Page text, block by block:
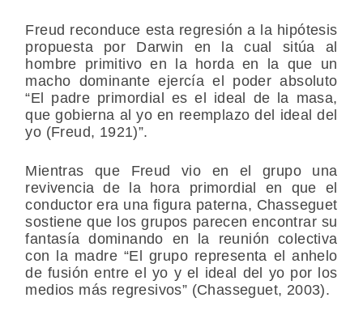
Freud reconduce esta regresión a la hipótesis
propuesta por Darwin en la cual sitúa al
hombre primitivo en la horda en la que un
macho dominante ejercía el poder absoluto
“El padre primordial es el ideal de la masa,
que gobierna al yo en reemplazo del ideal del
yo (Freud, 1921)”.
Mientras que Freud vio en el grupo una
revivencia de la hora primordial en que el
conductor era una figura paterna, Chasseguet
sostiene que los grupos parecen encontrar su
fantasía dominando en la reunión colectiva
con la madre “El grupo representa el anhelo
de fusión entre el yo y el ideal del yo por los
medios más regresivos” (Chasseguet, 2003).